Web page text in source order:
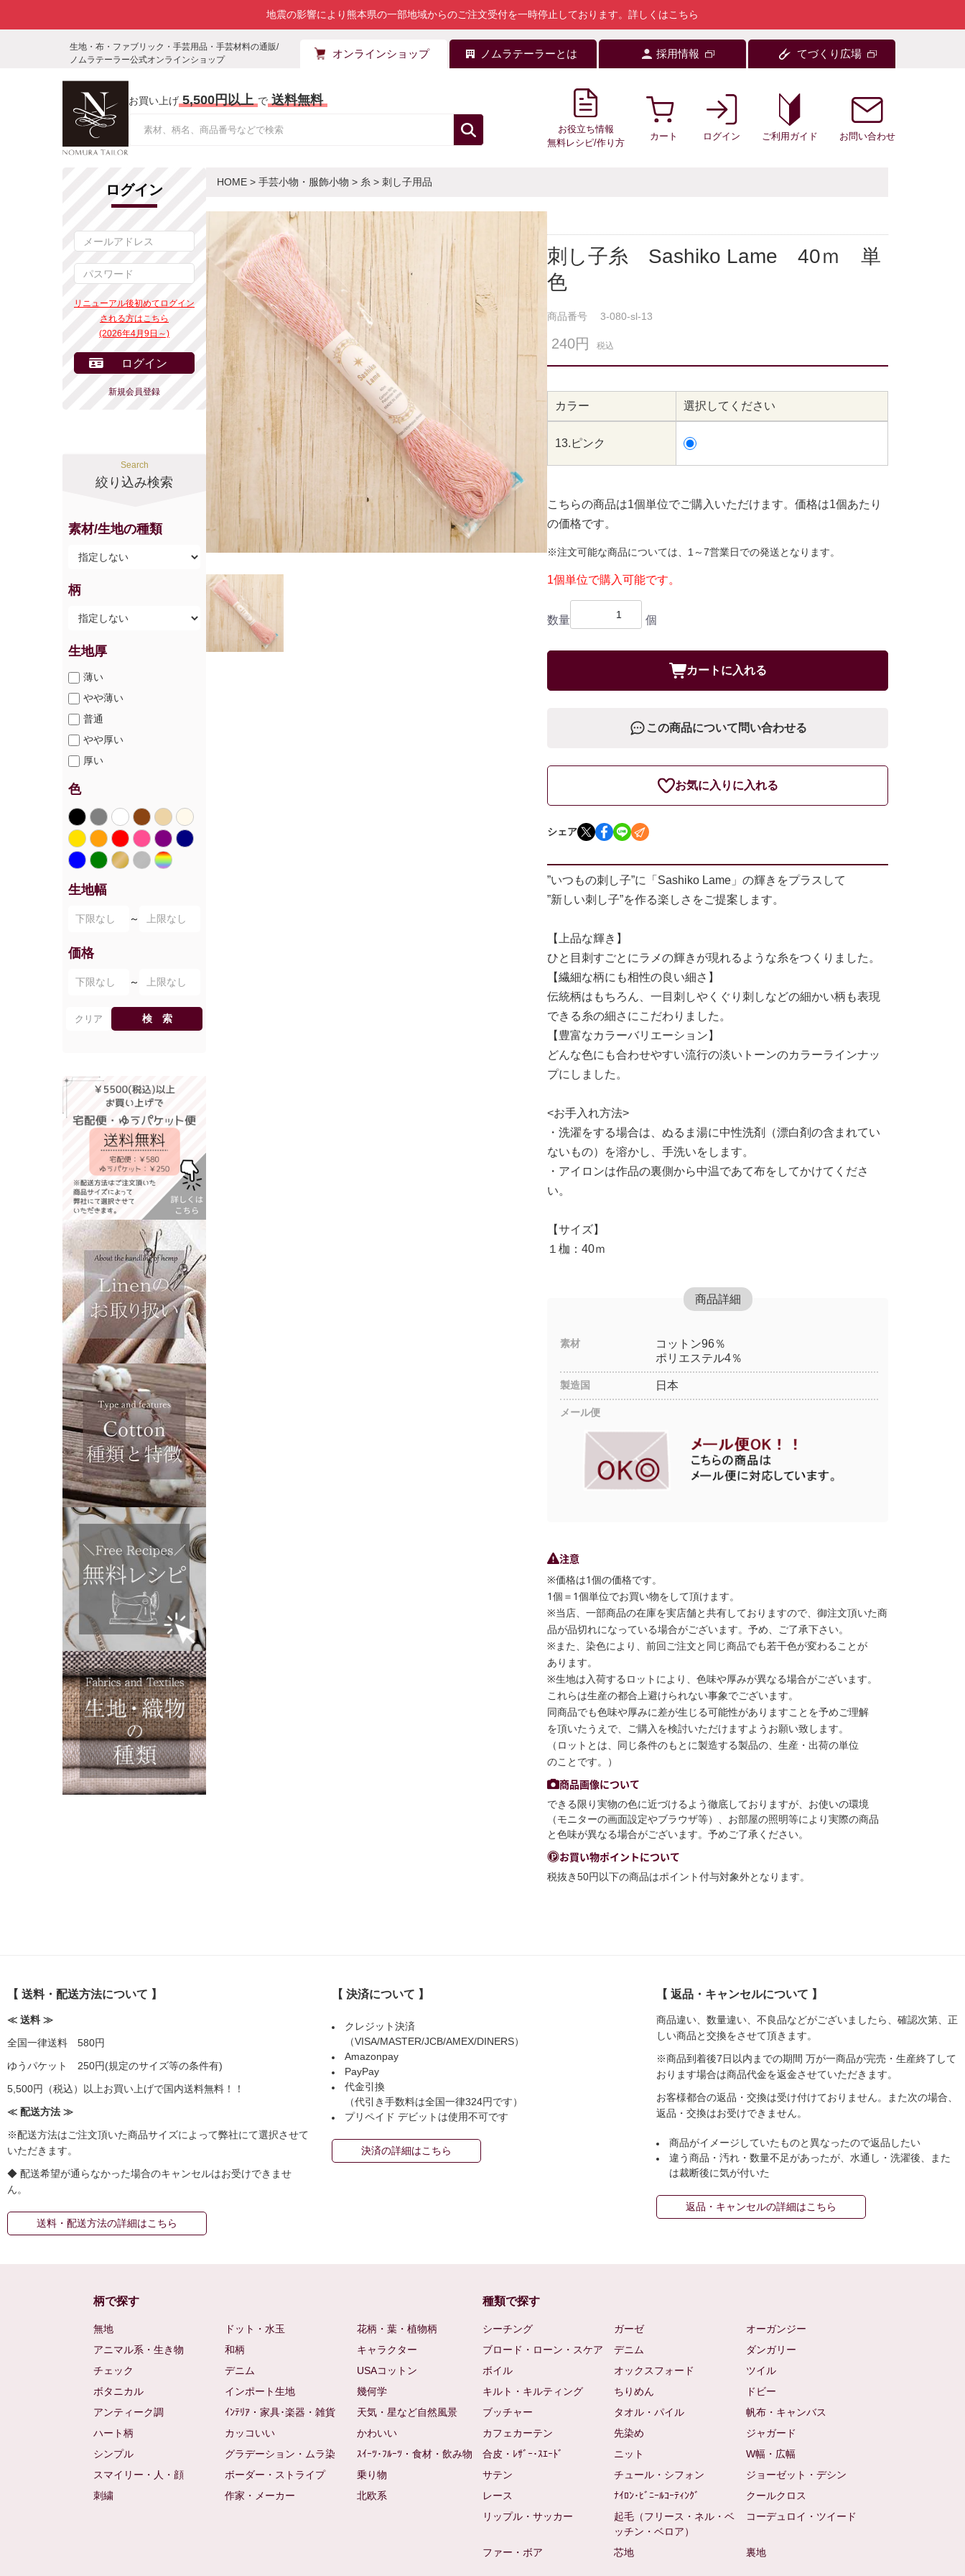
地震の影響により熊本県の一部地域からのご注文受付を一時停止しております。 詳しくはこちら
生地・布・ファブリック・手芸用品・手芸材料の通販/
ノムラテーラー公式オンラインショップ
オンラインショップ ノムラテーラーとは 採用情報 てづくり広場
お買い上げ 5,500円以上 で 送料無料
お役立ち情報
無料レシピ/作り方
カート ログイン ご利用ガイド お問い合わせ
ログイン
リニューアル後初めてログイン
される方はこちら
(2026年4月9日～)
ログイン
新規会員登録
Search
絞り込み検索
素材/生地の種類
柄
生地厚
薄い
やや薄い
普通
やや厚い
厚い
色
生地幅
～
価格
～
クリア 検 索
HOME > 手芸小物・服飾小物 > 糸 > 刺し子用品
刺し子糸 Sashiko Lame 40ｍ 単
色
商品番号 3-080-sl-13
240円 税込
カラー 選択してください
13.ピンク
こちらの商品は1個単位でご購入いただけます。価格は1個あたり
の価格です。
※注文可能な商品については、1～7営業日での発送となります。
1個単位で購入可能です。
数量 個
カートに入れる
この商品について問い合わせる
お気に入りに入れる
シェア
”いつもの刺し子”に「Sashiko Lame」の輝きをプラスして
”新しい刺し子”を作る楽しさをご提案します。
【上品な輝き】
ひと目刺すごとにラメの輝きが現れるような糸をつくりました。
【繊細な柄にも相性の良い細さ】
伝統柄はもちろん、一目刺しやくぐり刺しなどの細かい柄も表現
できる糸の細さにこだわりました。
【豊富なカラーバリエーション】
どんな色にも合わせやすい流行の淡いトーンのカラーラインナッ
プにしました。
<お手入れ方法>
・洗濯をする場合は、ぬるま湯に中性洗剤（漂白剤の含まれてい
ないもの）を溶かし、手洗いをします。
・アイロンは作品の裏側から中温であて布をしてかけてくださ
い。
【サイズ】
１枷：40ｍ
商品詳細
素材
コットン96％
ポリエステル4％
製造国 日本
メール便
注意
※価格は1個の価格です。
1個＝1個単位でお買い物をして頂けます。
※当店、一部商品の在庫を実店舗と共有しておりますので、御注文頂いた商
品が品切れになっている場合がございます。予め、ご了承下さい。
※また、染色により、前回ご注文と同じ商品でも若干色が変わることが
あります。
※生地は入荷するロットにより、色味や厚みが異なる場合がございます。
これらは生産の都合上避けられない事象でございます。
同商品でも色味や厚みに差が生じる可能性がありますことを予めご理解
を頂いたうえで、ご購入を検討いただけますようお願い致します。
（ロットとは、同じ条件のもとに製造する製品の、生産・出荷の単位
のことです。）
商品画像について
できる限り実物の色に近づけるよう徹底しておりますが、お使いの環境
（モニターの画面設定やブラウザ等）、お部屋の照明等により実際の商品
と色味が異なる場合がございます。予めご了承ください。
お買い物ポイントについて
税抜き50円以下の商品はポイント付与対象外となります。
【 送料・配送方法について 】
≪ 送料 ≫
全国一律送料 580円
ゆうパケット 250円(規定のサイズ等の条件有)
5,500円（税込）以上お買い上げで国内送料無料！！
≪ 配送方法 ≫
※配送方法はご注文頂いた商品サイズによって弊社にて選択させて
いただきます。
◆ 配送希望が通らなかった場合のキャンセルはお受けできませ
ん。
送料・配送方法の詳細はこちら
【 決済について 】
クレジット決済
（VISA/MASTER/JCB/AMEX/DINERS）
Amazonpay
PayPay
代金引換
（代引き手数料は全国一律324円です）
プリペイド デビットは使用不可です
決済の詳細はこちら
【 返品・キャンセルについて 】
商品違い、数量違い、不良品などがございましたら、確認次第、正
しい商品と交換をさせて頂きます。
※商品到着後7日以内までの期間 万が一商品が完売・生産終了して
おります場合は商品代金を返金させていただきます。
お客様都合の返品・交換は受け付けておりません。また次の場合、
返品・交換はお受けできません。
商品がイメージしていたものと異なったので返品したい
違う商品・汚れ・数量不足があったが、水通し・洗濯後、また
は裁断後に気が付いた
返品・キャンセルの詳細はこちら
柄で探す
無地 ドット・水玉
花柄・葉・植物柄
アニマル系・生き物
和柄
キャラクター
チェック
デニム
USAコットン
ボタニカル
インポート生地
幾何学
アンティーク調
ｲﾝﾃﾘｱ・家具･楽器・雑貨
天気・星など自然風景
ハート柄
カッコいい
かわいい
シンプル
グラデーション・ムラ染
ｽｲｰﾂ･ﾌﾙｰﾂ・食材・飲み物
スマイリー・人・顔
ボーダー・ストライプ
乗り物
刺繍
作家・メーカー 北欧系
種類で探す
シーチング ガーゼ
オーガンジー
ブロード・ローン・スケア
デニム
ダンガリー
ボイル
オックスフォード
ツイル
キルト・キルティング
ちりめん
ドビー
ブッチャー
タオル・パイル
帆布・キャンバス
カフェカーテン
先染め
ジャガード
合皮・ﾚｻﾞｰ･ｽｴｰﾄﾞ
ニット
W幅・広幅
サテン
チュール・シフォン
ジョーゼット・デシン
レース
ﾅｲﾛﾝ･ﾋﾞﾆｰﾙｺｰﾃｨﾝｸﾞ
クールクロス
リップル・サッカー
起毛（フリース・ネル・ベ
ッチン・ベロア）
コーデュロイ・ツイード
ファー・ボア 芯地 裏地